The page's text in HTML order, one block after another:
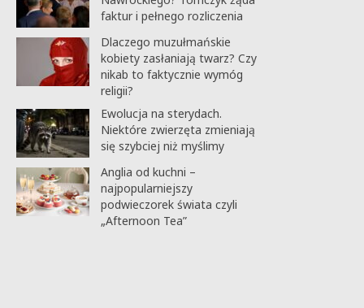
faktur i pełnego rozliczenia
Dlaczego muzułmańskie
kobiety zasłaniają twarz? Czy
nikab to faktycznie wymóg
religii?
Ewolucja na sterydach.
Niektóre zwierzęta zmieniają
się szybciej niż myślimy
Anglia od kuchni –
najpopularniejszy
podwieczorek świata czyli
„Afternoon Tea”